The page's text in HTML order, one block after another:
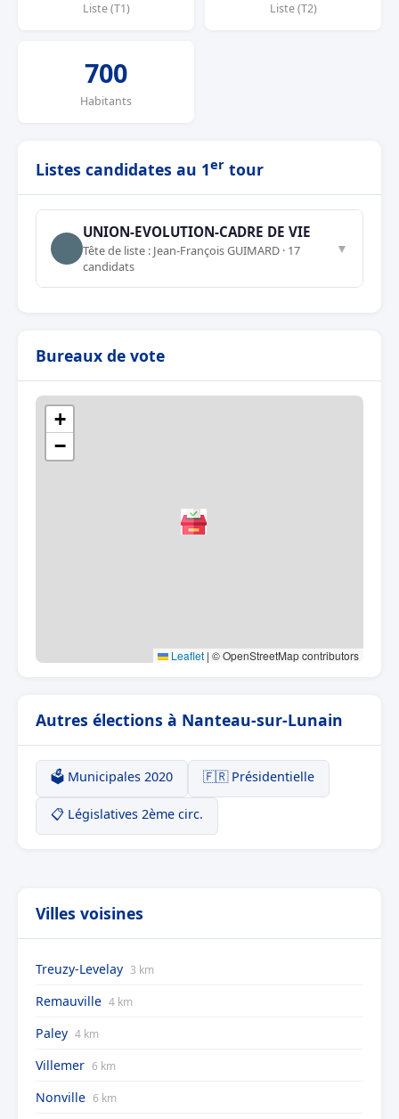
Liste (T1) Liste (T2)
700
Habitants
Listes candidates au 1er tour
UNION-EVOLUTION-CADRE DE VIE
Tête de liste : Jean-François GUIMARD · 17
candidats
▼
Bureaux de vote
+
−
Leaflet | © OpenStreetMap contributors
Autres élections à Nanteau-sur-Lunain
🗳️ Municipales 2020 🇫🇷 Présidentielle
📋 Législatives 2ème circ.
Villes voisines
Treuzy-Levelay 3 km
Remauville 4 km
Paley 4 km
Villemer 6 km
Nonville 6 km